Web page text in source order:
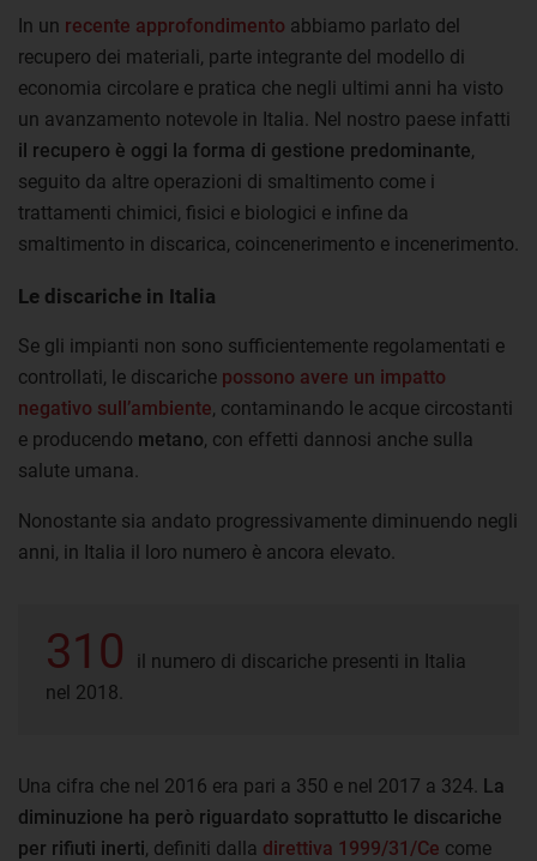
In un recente approfondimento abbiamo parlato del
recupero dei materiali, parte integrante del modello di
economia circolare e pratica che negli ultimi anni ha visto
un avanzamento notevole in Italia. Nel nostro paese infatti
il recupero è oggi la forma di gestione predominante,
seguito da altre operazioni di smaltimento come i
trattamenti chimici, fisici e biologici e infine da
smaltimento in discarica, coincenerimento e incenerimento.
Le discariche in Italia
Se gli impianti non sono sufficientemente regolamentati e
controllati, le discariche possono avere un impatto
negativo sull’ambiente, contaminando le acque circostanti
e producendo metano, con effetti dannosi anche sulla
salute umana.
Nonostante sia andato progressivamente diminuendo negli
anni, in Italia il loro numero è ancora elevato.
310
il numero di discariche presenti in Italia
nel 2018.
Una cifra che nel 2016 era pari a 350 e nel 2017 a 324. La
diminuzione ha però riguardato soprattutto le discariche
per rifiuti inerti, definiti dalla direttiva 1999/31/Ce come